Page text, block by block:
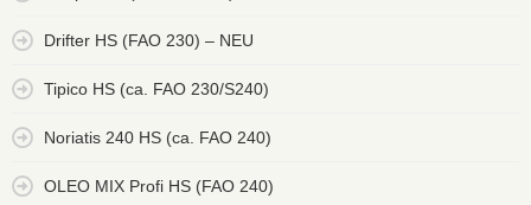
Drifter HS (FAO 230) – NEU
Tipico HS (ca. FAO 230/S240)
Noriatis 240 HS (ca. FAO 240)
OLEO MIX Profi HS (FAO 240)